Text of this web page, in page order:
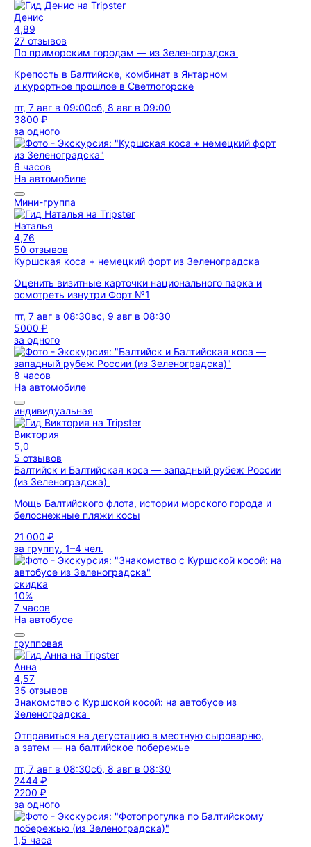
Денис
4,89
27 отзывов
По приморским городам — из Зеленоградска
Крепость в Балтийске, комбинат в Янтарном
и курортное прошлое в Светлогорске
пт, 7 авг в 09:00сб, 8 авг в 09:00
3800 ₽
за одного
6 часов
На автомобиле
Мини-группа
Наталья
4,76
50 отзывов
Куршская коса + немецкий форт из Зеленоградска
Оценить визитные карточки национального парка и
осмотреть изнутри Форт №1
пт, 7 авг в 08:30вс, 9 авг в 08:30
5000 ₽
за одного
8 часов
На автомобиле
индивидуальная
Виктория
5,0
5 отзывов
Балтийск и Балтийская коса — западный рубеж России
(из Зеленоградска)
Мощь Балтийского флота, истории морского города и
белоснежные пляжи косы
21 000 ₽
за группу, 1–4 чел.
скидка
10%
7 часов
На автобусе
групповая
Анна
4,57
35 отзывов
Знакомство с Куршской косой: на автобусе из
Зеленоградска
Отправиться на дегустацию в местную сыроварню,
а затем — на балтийское побережье
пт, 7 авг в 08:30сб, 8 авг в 08:30
2444 ₽
2200 ₽
за одного
1,5 часа